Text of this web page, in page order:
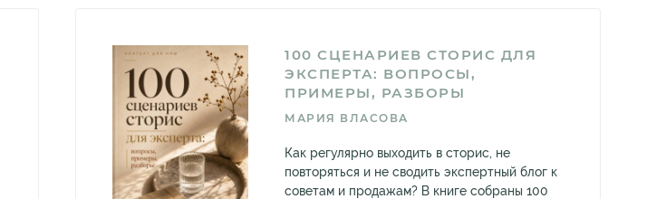
100 СЦЕНАРИЕВ СТОРИС ДЛЯ
ЭКСПЕРТА: ВОПРОСЫ,
ПРИМЕРЫ, РАЗБОРЫ
МАРИЯ ВЛАСОВА
Как регулярно выходить в сторис, не
повторяться и не сводить экспертный блог к
советам и продажам? В книге собраны 100